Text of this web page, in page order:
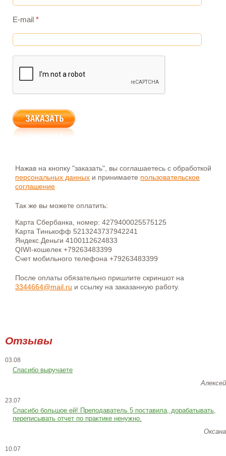
E-mail *
Нажав на кнопку "заказать", вы соглашаетесь с обработкой
персональных данных и принимаете пользовательское
соглашение
Так же вы можете оплатить:
Карта Сбербанка, номер: 4279400025575125
Карта Тинькофф 5213243737942241
Яндекс.Деньги 4100112624833
QIWI-кошелек +79263483399
Счет мобильного телефона +79263483399
После оплаты обязательно пришлите скриншот на
3344664@mail.ru и ссылку на заказанную работу.
Отзывы
03.08
Спасибо выручаете
Алексей
23.07
Cпасибо большое ей! Преподаватель 5 поставила, дорабатывать,
переписывать отчет по практике ненужно.
Оксана
10.07